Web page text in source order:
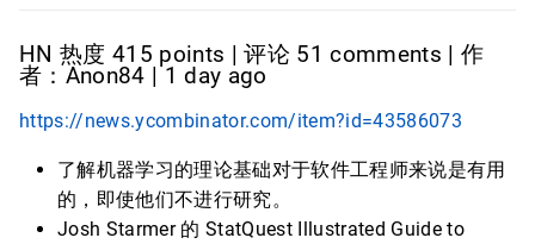
HN 热度 415 points | 评论 51 comments | 作
者：Anon84 | 1 day ago
https://news.ycombinator.com/item?id=43586073
了解机器学习的理论基础对于软件工程师来说是有用
的，即使他们不进行研究。
Josh Starmer 的 StatQuest Illustrated Guide to